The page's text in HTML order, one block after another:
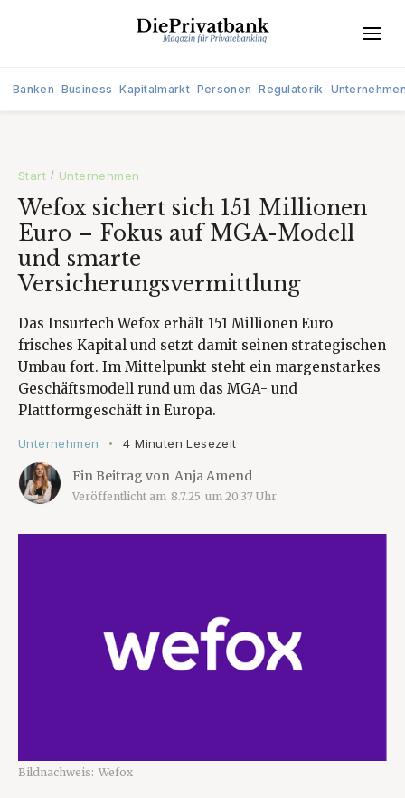
Banken Business Kapitalmarkt Personen Regulatorik
Start / Unternehmen
Wefox sichert sich 151 Millionen
Euro – Fokus auf MGA-Modell
und smarte
Versicherungsvermittlung
Das Insurtech Wefox erhält 151 Millionen Euro
frisches Kapital und setzt damit seinen strategischen
Umbau fort. Im Mittelpunkt steht ein margenstarkes
Geschäftsmodell rund um das MGA- und
Plattformgeschäft in Europa.
Unternehmen • 4 Minuten Lesezeit
Ein Beitrag von Anja Amend
Veröffentlicht am 8.7.25 um 20:37 Uhr
Bildnachweis: Wefox